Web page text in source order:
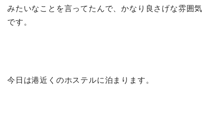
みたいなことを言ってたんで、かなり良さげな雰囲気
です。
今日は港近くのホステルに泊まります。